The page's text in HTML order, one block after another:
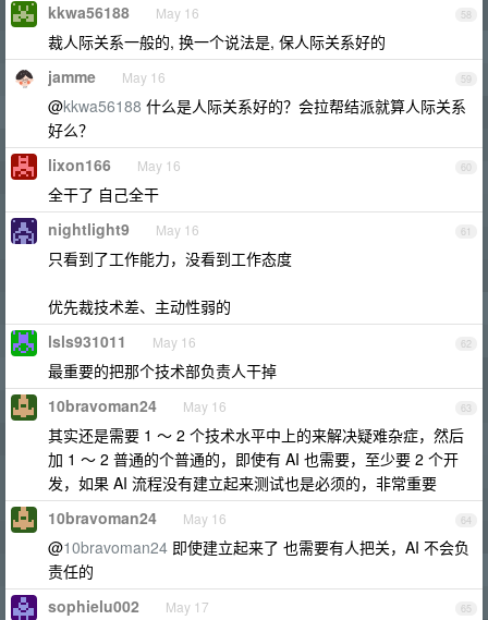
58
kkwa56188 May 16
裁人际关系一般的, 换一个说法是, 保人际关系好的
59
jamme May 16
@kkwa56188 什么是人际关系好的？会拉帮结派就算人际关系
好么？
60
lixon166 May 16
全干了 自己全干
61
nightlight9 May 16
只看到了工作能力，没看到工作态度
优先裁技术差、主动性弱的
62
lsls931011 May 16
最重要的把那个技术部负责人干掉
63
10bravoman24 May 16
其实还是需要 1 ～ 2 个技术水平中上的来解决疑难杂症，然后
加 1 ～ 2 普通的个普通的，即使有 AI 也需要，至少要 2 个开
发，如果 AI 流程没有建立起来测试也是必须的，非常重要
64
10bravoman24 May 16
@10bravoman24 即使建立起来了 也需要有人把关，AI 不会负
责任的
65
sophielu002 May 17